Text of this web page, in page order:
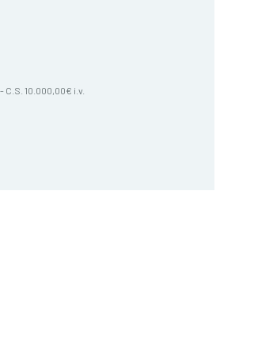
10.000,00€ i.v.